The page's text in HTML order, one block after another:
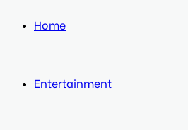
Home
Entertainment